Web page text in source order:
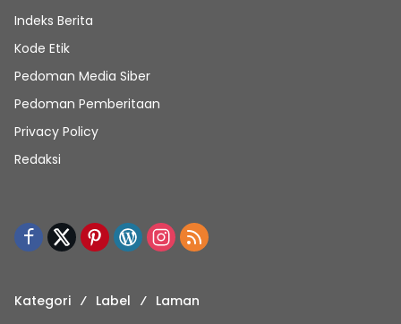
Indeks Berita
Kode Etik
Pedoman Media Siber
Pedoman Pemberitaan
Privacy Policy
Redaksi
Kategori Label Laman